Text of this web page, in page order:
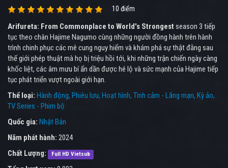
10 điểm
Arifureta: From Commonplace to World's Strongest season 3 tiếp
tục theo chân Hajime Nagumo cùng những người đồng hành trên hành
trình chinh phục các mê cung nguy hiểm và khám phá sự thật đằng sau
thế giới phép thuật mà họ bị triệu hồi tới, khi những trận chiến ngày càng
khốc liệt, các âm mưu bí ẩn dần được hé lộ và sức mạnh của Hajime tiếp
tục phát triển vượt ngoài giới hạn.
Thể loại: Hành động Phiêu lưu Hoạt hình Tình cảm - Lãng mạn Kỳ ảo
TV Series - Phim bộ
Quốc gia: Nhật Bản
Năm phát hành: 2024
Chất Lượng:
Full HD Vietsub